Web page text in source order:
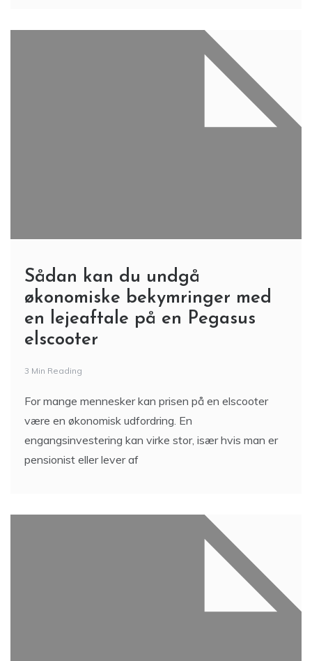
Sådan kan du undgå
økonomiske bekymringer med
en lejeaftale på en Pegasus
elscooter
3 Min Reading
For mange mennesker kan prisen på en elscooter
være en økonomisk udfordring. En
engangsinvestering kan virke stor, især hvis man er
pensionist eller lever af